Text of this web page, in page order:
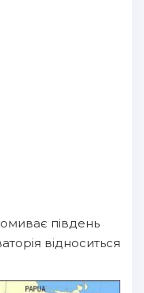
південь
відноситься